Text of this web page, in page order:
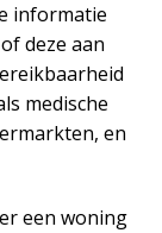
informatie
deze aan
medische
en
een woning